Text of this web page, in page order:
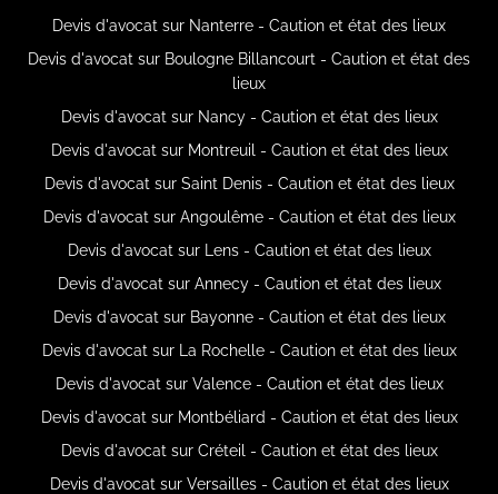
Devis d'avocat sur Nanterre - Caution et état des lieux
Devis d'avocat sur Boulogne Billancourt - Caution et état des
lieux
Devis d'avocat sur Nancy - Caution et état des lieux
Devis d'avocat sur Montreuil - Caution et état des lieux
Devis d'avocat sur Saint Denis - Caution et état des lieux
Devis d'avocat sur Angoulême - Caution et état des lieux
Devis d'avocat sur Lens - Caution et état des lieux
Devis d'avocat sur Annecy - Caution et état des lieux
Devis d'avocat sur Bayonne - Caution et état des lieux
Devis d'avocat sur La Rochelle - Caution et état des lieux
Devis d'avocat sur Valence - Caution et état des lieux
Devis d'avocat sur Montbéliard - Caution et état des lieux
Devis d'avocat sur Créteil - Caution et état des lieux
Devis d'avocat sur Versailles - Caution et état des lieux